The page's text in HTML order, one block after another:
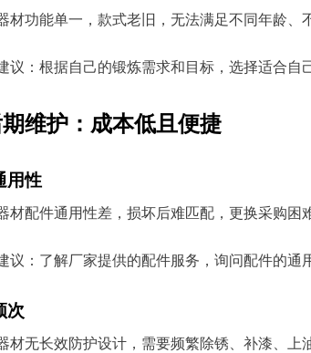
材功能单一，款式老旧，无法满足不同年龄、
议：根据自己的锻炼需求和目标，选择适合自
维护：成本低且便捷
用性
材配件通用性差，损坏后难匹配，更换采购困
议：了解厂家提供的配件服务，询问配件的通
次
材无长效防护设计，需要频繁除锈、补漆、上